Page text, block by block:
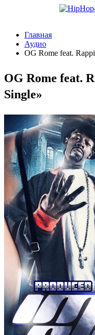
Главная
Аудио
OG Rome feat.
OG Rome feat.
Single»